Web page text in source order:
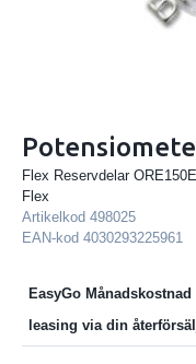
Flex Reservdelar
Flex
Artikelkod 498025
EAN-kod 4030293225961
EasyGo Månadskostnad